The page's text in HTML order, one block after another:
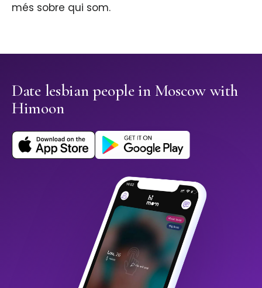
més sobre qui som.
Date lesbian people in Moscow with
Himoon